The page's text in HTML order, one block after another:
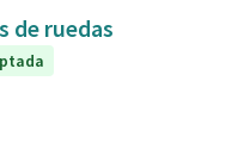
de ruedas